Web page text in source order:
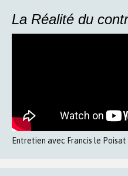
La Réalité du
Entretien avec Francis le